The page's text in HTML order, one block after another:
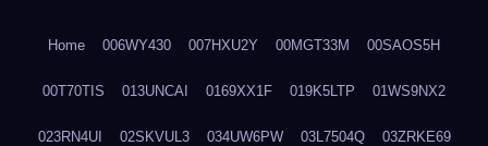
Home 006WY430 007HXU2Y 00MGT33M 00SAOS5H
00T70TIS 013UNCAI 0169XX1F 019K5LTP 01WS9NX2
023RN4UI 02SKVUL3 034UW6PW 03L7504Q 03ZRKE69